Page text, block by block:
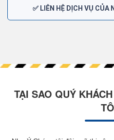
✅ LIÊN HỆ DỊCH VỤ CỦA
TẠI SAO QUÝ